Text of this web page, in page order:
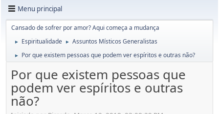
Menu principal
Cansado de sofrer por amor? Aqui começa a mudança
► Espiritualidade ► Assuntos Místicos Generalistas
► Por que existem pessoas que podem ver espíritos e outras não?
Por que existem pessoas que
podem ver espíritos e outras
não?